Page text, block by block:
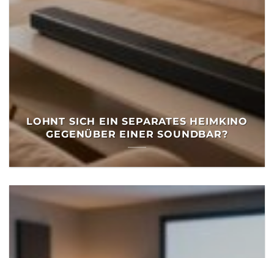
LOHNT SICH EIN SEPARATES HEIMKINO
GEGENÜBER EINER SOUNDBAR?